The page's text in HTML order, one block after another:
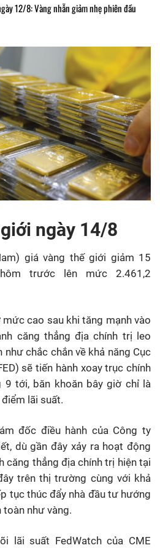
12/8: Vàng nhẫn giảm nhẹ phiên đầu
ngày 14/8
giá vàng thế giới giảm 15
trước lên mức 2.461,2
cao sau khi tăng mạnh vào
căng thẳng địa chính trị leo
chắc chắn về khả năng Cục
sẽ tiến hành xoay trục chính
9 tới, băn khoăn bây giờ chỉ là
lãi suất.
đốc điều hành của Công ty
dù gần đây xảy ra hoạt động
căng thẳng địa chính trị hiện tại
trên thị trường cùng với khả
tục thúc đẩy nhà đầu tư hướng
như vàng.
lãi suất FedWatch của CME